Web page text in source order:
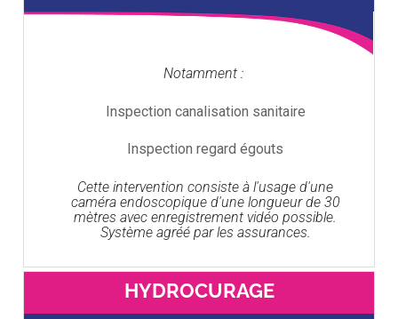
Notamment :
Inspection canalisation sanitaire
Inspection regard égouts
Cette intervention consiste à l'usage d'une
caméra endoscopique d'une longueur de 30
mètres avec enregistrement vidéo possible.
Système agréé par les assurances.
HYDROCURAGE